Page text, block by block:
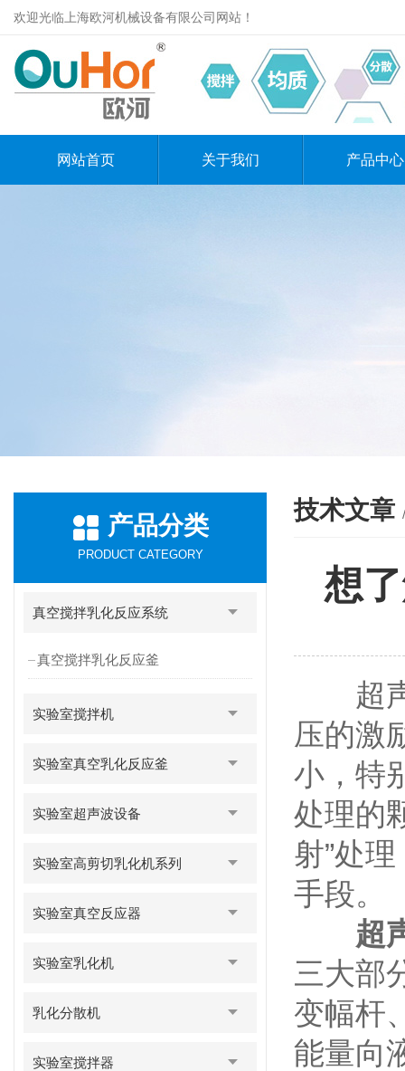
欢迎光临上海欧河机械设备有限公司网站！
网站首页 关于我们 产品中心
产品分类
PRODUCT CATEGORY
真空搅拌乳化反应系统
真空搅拌乳化反应釜
实验室搅拌机
实验室真空乳化反应釜
实验室超声波设备
实验室高剪切乳化机系列
实验室真空反应器
实验室乳化机
乳化分散机
实验室搅拌器
技术文章
想
超声
压的激
小，特
处理的
射”处
手段。
超
三大部
变幅杆
能量向